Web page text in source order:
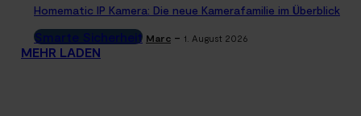
Homematic IP Kamera: Die neue Kamerafamilie im Überblick
Smarte Sicherheit Marc - 1. August 2026
MEHR LADEN